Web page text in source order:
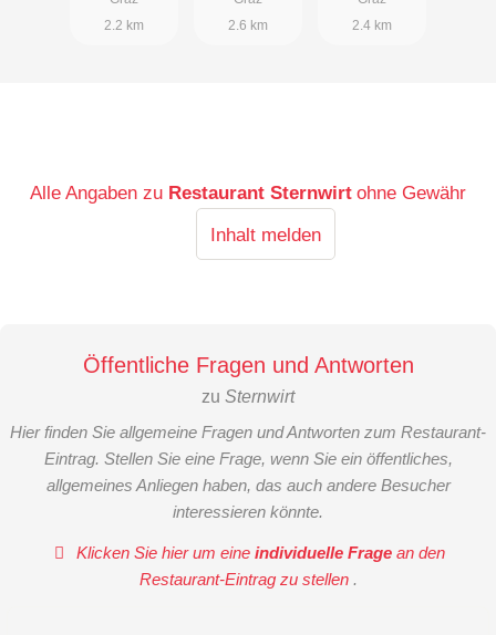
2.2 km
2.6 km
2.4 km
Alle Angaben zu Restaurant Sternwirt ohne Gewähr
Inhalt melden
Öffentliche Fragen und Antworten
zu Sternwirt
Hier finden Sie allgemeine Fragen und Antworten zum Restaurant-
Eintrag. Stellen Sie eine Frage, wenn Sie ein öffentliches,
allgemeines Anliegen haben, das auch andere Besucher
interessieren könnte.
Klicken Sie hier um eineindividuelle Frage an den
Restaurant-Eintrag zu stellen .